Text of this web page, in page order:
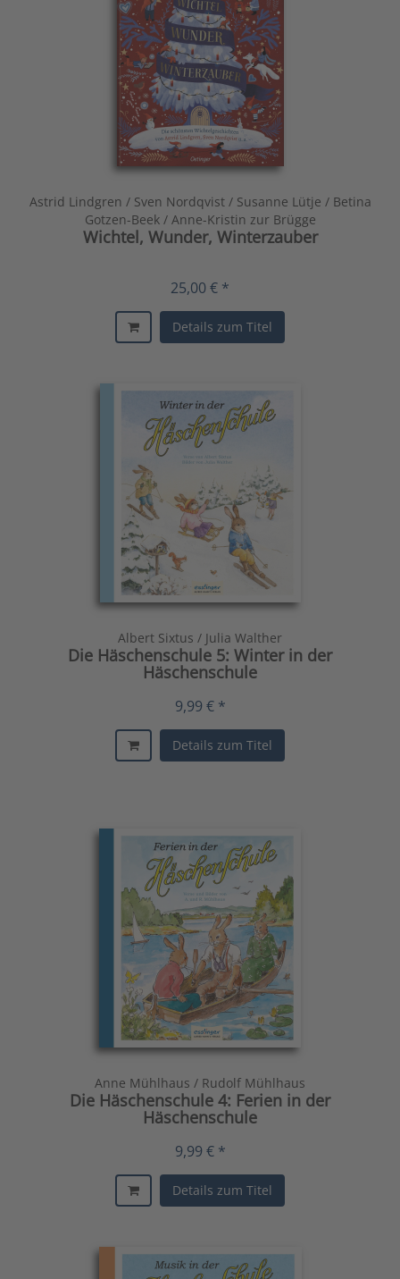
Astrid Lindgren / Sven Nordqvist / Susanne Lütje / Betina
Gotzen-Beek / Anne-Kristin zur Brügge
Wichtel, Wunder, Winterzauber
25,00 € *
Details zum Titel
Albert Sixtus / Julia Walther
Die Häschenschule 5: Winter in der
Häschenschule
9,99 € *
Details zum Titel
Anne Mühlhaus / Rudolf Mühlhaus
Die Häschenschule 4: Ferien in der
Häschenschule
9,99 € *
Details zum Titel